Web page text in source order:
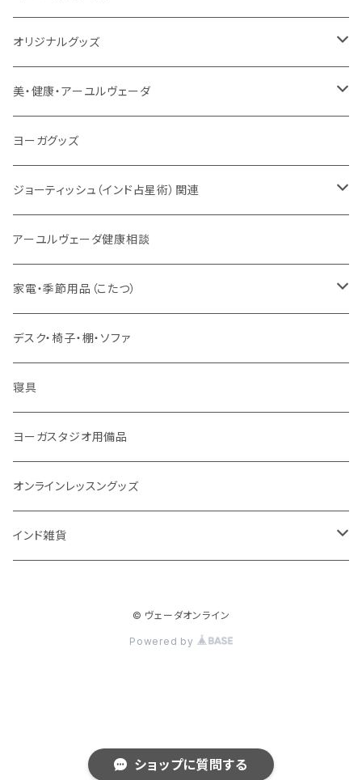
ショップに質問する
トウドウ作品
ヴェーダプラカーシャ・トウドウ
サンスクリット讃歌、叙事詩
インド古典音楽
ほか
マントラBOX
ヴェーダプラカーシャ・トウドウ著作
サンスクリット教材
シンギングボール
チベタンベル、ティンシャ
線香
法具・珠数・神仏象
ヤントラ
宝石
雑貨
ブランケット
オリジナルグッズ
Tシャツ
VEDAヤントラロゴ入り
スマホケース
VEDA CENTER ヤントラロゴ入り
美・健康・アーユルヴェーダ
健康全般/アーユルヴェーダ
ボディケア
ヘアケア
アイドロップ
点鼻オイル
オーガニック・アーユルヴェーダ
ヨーガ / 瞑想
毎日の生活目的
女性ケア
男性ケア
ヨーガグッズ
ジョーティッシュ（インド占星術）関連
総合相談
３問コース
５問コース
相性診断
長期予測
誕生時間選定
大まかな誕生時間
誕生時間不明
ヤジニャ / 宝石 / マントラ / 名付け
吉日選定
アーユルヴェーダ健康相談
家電・季節用品（こたつ）
季節・空調家電
こたつ・こたつ用品
デスク・椅子・棚・ソファ
寝具
ヨーガスタジオ用備品
オンラインレッスングッズ
インド雑貨
© ヴェーダオンライン
Powered by